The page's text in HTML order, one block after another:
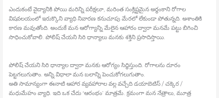
ఎందుకంటే వైద్యానికి పోయి మరిన్ని పరీక్షలూ, మరింత సంక్లిష్టమైన అర్థంకాని రోగాల
విషవలయంలో ఇరుక్కొని వ్యాధి నివారణ కనుచూపు మేరలో లేకుండా పోతున్నది. అశాంతికి
కారణ మవుతోంది. అందుకే మన ఆరోగ్యాన్ని మేలైన ఆహారం ద్వారా మనమే పట్టు బిగించి
సాధించుకోవాలి. పోలిష్‍ చేయని సిరి ధాన్యాలు మనకు శక్తిని ప్రసాదిస్తాయి.
పోలిష్‍ చేయని సిరి ధాన్యాల ద్వారా మనకు ఆరోగ్యం సిద్ధిస్తుంది. రోగాలను దూరం
పెట్టగలుగుతాం. అన్ని విధాలా మన బలాన్ని పెంచుకోగలుగుతాం.
అతి సామాన్యంగా ఈనాటి ఆహార వ్యవహారాల వల్ల వచ్చేది డయాబెటిస్‍ / చక్కెర /
మధుమేహం వ్యాధి. ఇది ఒక చేదు ‘ఆరంభం’ మాత్రమే. క్రమంగా మన నేత్రాలు, మూత్ర